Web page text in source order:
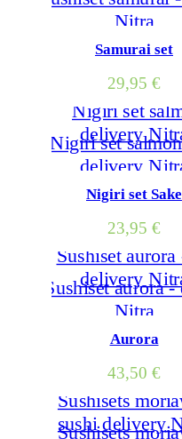
Samurai set
29,95 €
Nigiri set Sake
23,95 €
Aurora
43,50 €